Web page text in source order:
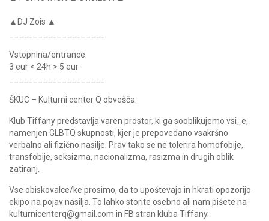
▲DJ Zois ▲
Vstopnina/entrance:
3 eur < 24h > 5 eur
ŠKUC – Kulturni center Q obvešča:
Klub Tiffany predstavlja varen prostor, ki ga sooblikujemo vsi_e,
namenjen GLBTQ skupnosti, kjer je prepovedano vsakršno
verbalno ali fizično nasilje. Prav tako se ne tolerira homofobije,
transfobije, seksizma, nacionalizma, rasizma in drugih oblik
zatiranj.
Vse obiskovalce/ke prosimo, da to upoštevajo in hkrati opozorijo
ekipo na pojav nasilja. To lahko storite osebno ali nam pišete na
kulturnicenterq@gmail.com in FB stran kluba Tiffany.